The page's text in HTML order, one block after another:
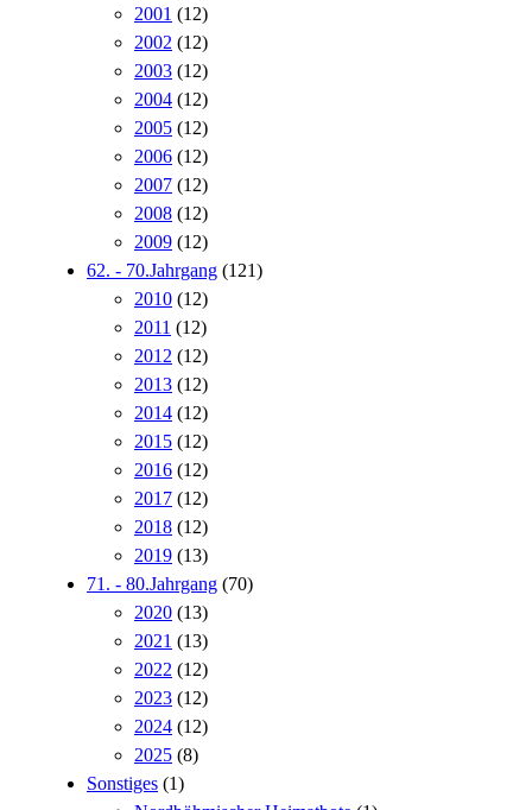
2001 (12)
2002 (12)
2003 (12)
2004 (12)
2005 (12)
2006 (12)
2007 (12)
2008 (12)
2009 (12)
62. - 70.Jahrgang (121)
2010 (12)
2011 (12)
2012 (12)
2013 (12)
2014 (12)
2015 (12)
2016 (12)
2017 (12)
2018 (12)
2019 (13)
71. - 80.Jahrgang (70)
2020 (13)
2021 (13)
2022 (12)
2023 (12)
2024 (12)
2025 (8)
Sonstiges (1)